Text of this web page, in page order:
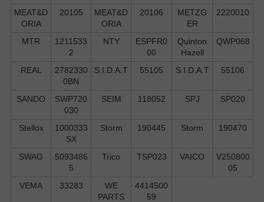
MEAT&D
ORIA
20105
MEAT&D
ORIA
20106
METZG
ER
2220010
MTR
1211533
2
NTY
ESPFR0
00
Quinton
Hazell
QWP068
REAL
2782330
0BN
S.I.D.A.T 55105 S.I.D.A.T 55106
SANDO
SWP720
030
SEIM 118052 SPJ SP020
Stellox
1000333
SX
Storm 190445 Storm 190470
SWAG
5093486
5
Trico TSP023 VAICO
V250800
05
VEMA
33283
WE
PARTS
4414500
59